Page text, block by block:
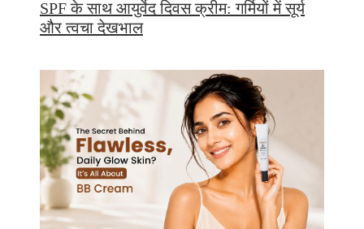
SPF के साथ आयुर्वेद दिवस क्रीम: गर्मियों में सूर्य
और त्वचा देखभाल